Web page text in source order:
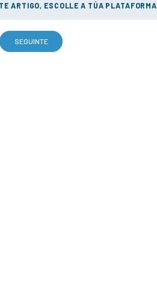
ARTIGO, ESCOLLE A TÚA PLATAFORMA
SEGUINTE